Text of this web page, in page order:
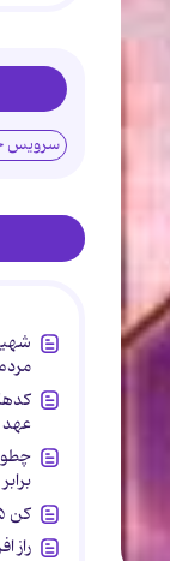
سرویس
عهد
کن ۲۰۲۵؛ جشنواره‌ای علیه خانواده
راز